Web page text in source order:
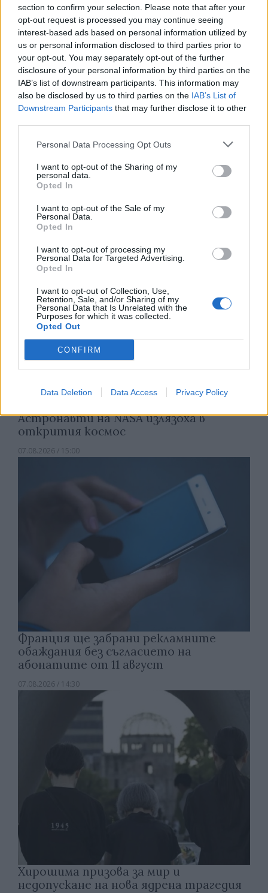
section to confirm your selection. Please note that after your
opt-out request is processed you may continue seeing
interest-based ads based on personal information utilized by
us or personal information disclosed to third parties prior to
your opt-out. You may separately opt-out of the further
disclosure of your personal information by third parties on the
IAB’s list of downstream participants. This information may
also be disclosed by us to third parties on the IAB’s List of
Downstream Participants that may further disclose it to other
Personal Data Processing Opt Outs
I want to opt-out of the Sharing of my
personal data.
Opted In
I want to opt-out of the Sale of my
Personal Data.
Opted In
I want to opt-out of processing my
Personal Data for Targeted Advertising.
Opted In
I want to opt-out of Collection, Use,
Retention, Sale, and/or Sharing of my
Personal Data that Is Unrelated with the
Purposes for which it was collected.
Opted Out
CONFIRM
Data Deletion Data Access Privacy Policy
07.08.2026 / 16:00
създаде нови жизнеспособни вируси
07.08.2026 / 15:30
Астронавти на NASA излязоха в
открития космос
07.08.2026 / 15:00
Франция ще забрани рекламните
обаждания без съгласието на
абонатите от 11 август
07.08.2026 / 14:30
Хирошима призова за мир и
недопускане на нова ядрена трагедия